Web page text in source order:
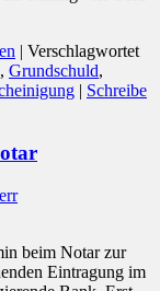
| Verschlagwortet
, Grundschuld,
| Schreibe
beim Notar zur
Eintragung im